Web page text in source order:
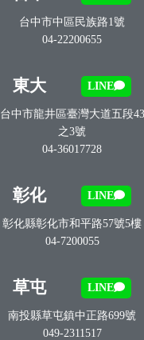
台中市中區民族路1號
04-22200655
東大 LINE
台中市龍井區臺灣大道五段43
之3號
04-36017728
彰化 LINE
彰化縣彰化市和平路57號5樓
04-7200055
草屯 LINE
南投縣草屯鎮中正路699號
049-2311517